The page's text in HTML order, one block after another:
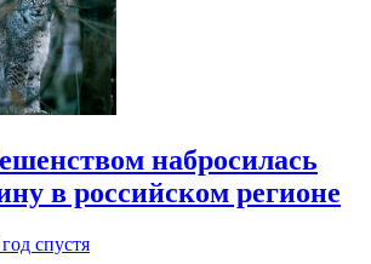
набросилась
в российском регионе
спустя